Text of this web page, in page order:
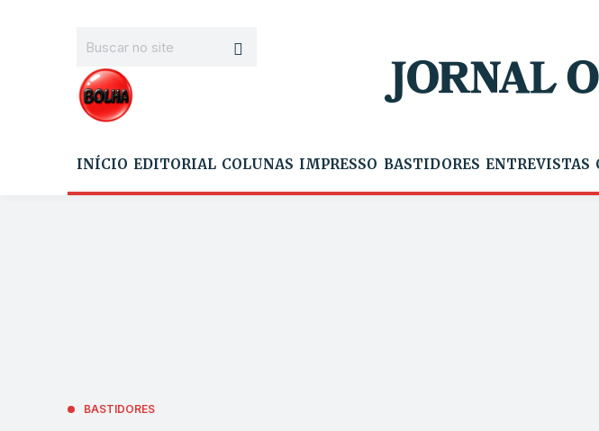
INÍCIO EDITORIAL COLUNAS IMPRESSO BASTIDORES ENTREVISTAS
BASTIDORES